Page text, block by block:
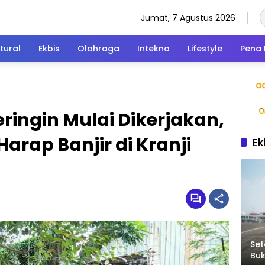
Jumat, 7 Agustus 2026
Ekbis Olahraga Intekno Lifestyle Pena
Mulai Dikerjakan,
Banjir di Kranji